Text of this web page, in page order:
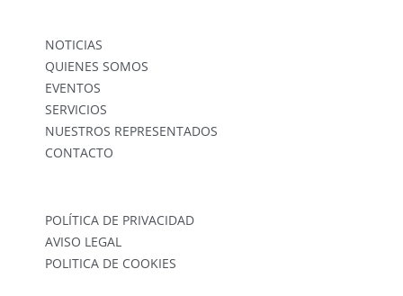
NOTICIAS
QUIENES SOMOS
EVENTOS
SERVICIOS
NUESTROS REPRESENTADOS
CONTACTO
POLÍTICA DE PRIVACIDAD
AVISO LEGAL
POLITICA DE COOKIES